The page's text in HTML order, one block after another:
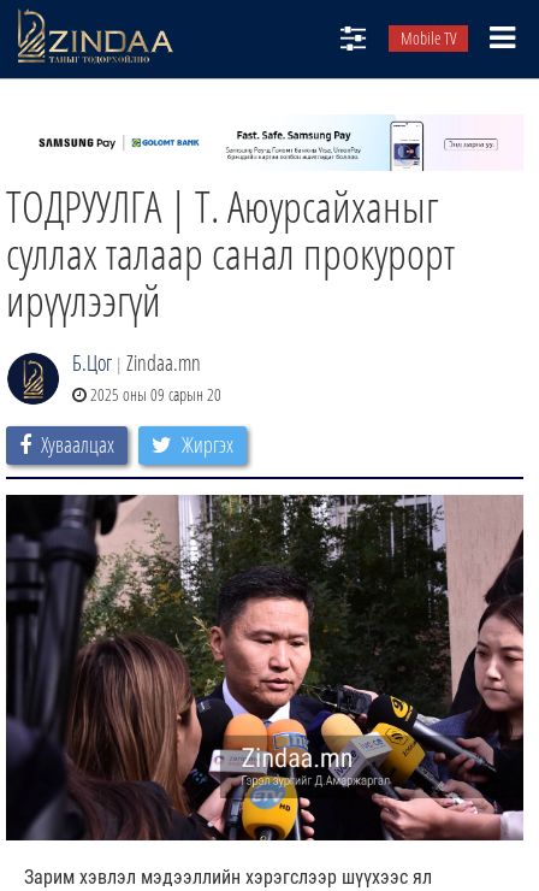
Mobile TV
ТВ8
ӨГЛӨӨНИЙ СОНИН
АУДИО ЗОХИОЛ
ЗИНДАА СЭТГҮҮЛ
ТОДРУУЛГА | Т. Аюурсайханыг
суллах талаар санал прокурорт
ирүүлээгүй
Б.Цог | Zindaa.mn
2025 оны 09 сарын 20
Хуваалцах Жиргэх
Зарим хэвлэл мэдээллийн хэрэгслээр шүүхээс ял